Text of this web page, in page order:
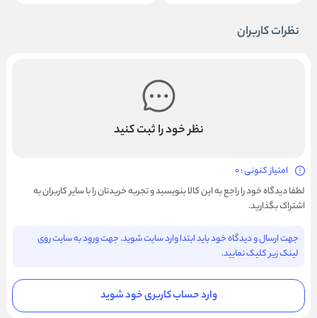
نظرات کاربران
نظر خود را ثبت کنید
امتیاز کنونی : 0
لطفا دیدگاه خود را راجع به این کالا بنویسید و تجربه خریدتان را با سایر کاربران به
اشتراک بگذارید.
جهت ارسال و دیدگاه خود باید ابتدا وارد سایت شوید. جهت ورود به سایت روی
لینک زیر کلیک نمایید.
وارد حساب کاربری خود شوید